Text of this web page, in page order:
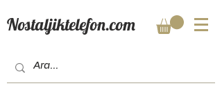
Nostaljiktelefon.com